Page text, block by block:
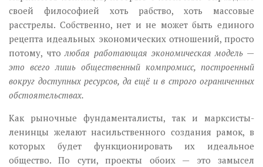
своей философией хоть рабство, хоть массовые
расстрелы. Собственно, нет и не может быть единого
рецепта идеальных экономических отношений, просто
потому, чтолюбая работающая экономическая модель —
это всего лишь общественный компромисс, построенный
вокруг доступных ресурсов, да ещё и в строго ограниченных
обстоятельствах.
Как рыночные фундаменталисты, так и марксисты-
ленинцы желают насильственного создания рамок, в
которых будет функционировать их идеальное
общество. По сути, проекты обоих — это замысел